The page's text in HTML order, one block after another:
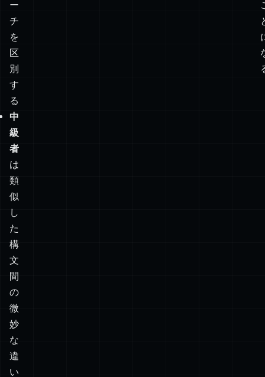
ー
な
ア
プ
ロ
ー
チ
を
区
別
す
る
中
級
者
は
類
似
し
た
構
文
間
の
い
る
の
だ。